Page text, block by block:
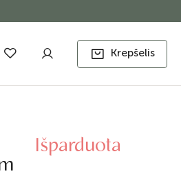
Krepšelis
Išparduota